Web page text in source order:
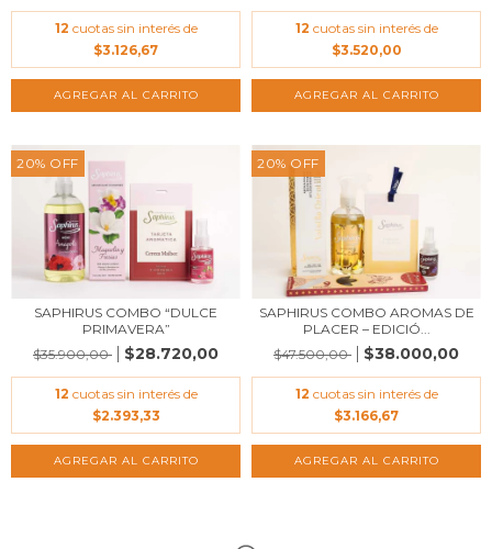
12 cuotas sin interés de
$3.126,67
12 cuotas sin interés de
$3.520,00
20% OFF
SAPHIRUS COMBO “DULCE
PRIMAVERA”
$35.900,00
$28.720,00
12 cuotas sin interés de
$2.393,33
20% OFF
SAPHIRUS COMBO AROMAS DE
PLACER – EDICIÓ...
$47.500,00
$38.000,00
12 cuotas sin interés de
$3.166,67